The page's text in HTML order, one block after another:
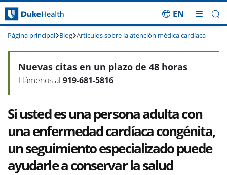
Saltar navegación
EN
Página principal Blog Artículos sobre la atención médica cardíaca
Si usted es una persona adulta con
una enfermedad cardíaca congénita,
un seguimiento especializado puede
ayudarle a conservar la salud
Nuevas citas en un plazo de 48 horas
Llámenos al 919-681-5816